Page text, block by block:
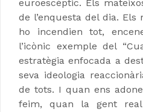
euroescèptic. Els
de l’enquesta del dia.
ho incendien tot,
l’icònic exemple del
estratègia enfocada a
seva ideologia
de tots. I quan ens
feim, quan la gent